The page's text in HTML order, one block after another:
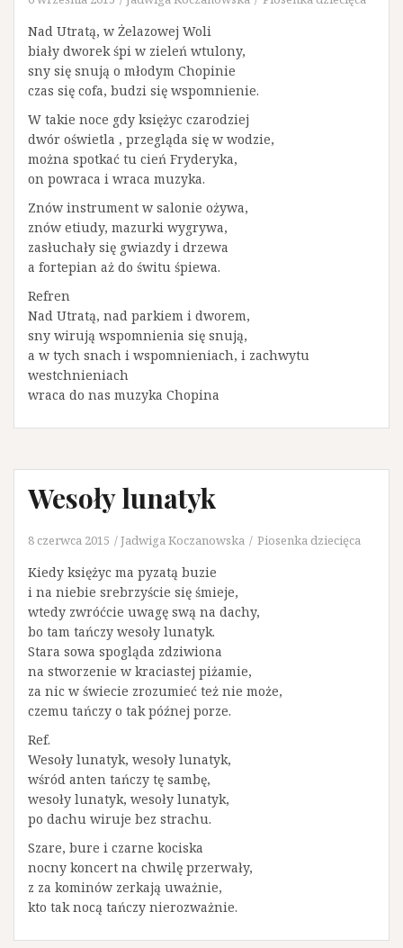
Nad Utratą, w Żelazowej Woli
biały dworek śpi w zieleń wtulony,
sny się snują o młodym Chopinie
czas się cofa, budzi się wspomnienie.
W takie noce gdy księżyc czarodziej
dwór oświetla , przegląda się w wodzie,
można spotkać tu cień Fryderyka,
on powraca i wraca muzyka.
Znów instrument w salonie ożywa,
znów etiudy, mazurki wygrywa,
zasłuchały się gwiazdy i drzewa
a fortepian aż do świtu śpiewa.
Refren
Nad Utratą, nad parkiem i dworem,
sny wirują wspomnienia się snują,
a w tych snach i wspomnieniach, i zachwytu
westchnieniach
wraca do nas muzyka Chopina
Wesoły lunatyk
8 czerwca 2015 Jadwiga Koczanowska Piosenka dziecięca
Kiedy księżyc ma pyzatą buzie
i na niebie srebrzyście się śmieje,
wtedy zwróćcie uwagę swą na dachy,
bo tam tańczy wesoły lunatyk.
Stara sowa spogląda zdziwiona
na stworzenie w kraciastej piżamie,
za nic w świecie zrozumieć też nie może,
czemu tańczy o tak późnej porze.
Ref.
Wesoły lunatyk, wesoły lunatyk,
wśród anten tańczy tę sambę,
wesoły lunatyk, wesoły lunatyk,
po dachu wiruje bez strachu.
Szare, bure i czarne kociska
nocny koncert na chwilę przerwały,
z za kominów zerkają uważnie,
kto tak nocą tańczy nierozważnie.